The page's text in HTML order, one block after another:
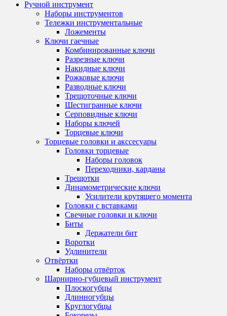
Ручной инструмент
Наборы инструментов
Тележки инструментальные
Ложементы
Ключи гаечные
Комбинированные ключи
Разрезные ключи
Накидные ключи
Рожковые ключи
Разводные ключи
Трещоточные ключи
Шестигранные ключи
Серповидные ключи
Наборы ключей
Торцевые ключи
Торцевые головки и акссесуары
Головки торцевые
Наборы головок
Переходники, карданы
Трещотки
Динамометрические ключи
Усилители крутящего момента
Головки с вставками
Свечные головки и ключи
Биты
Держатели бит
Воротки
Удлинители
Отвёртки
Наборы отвёрток
Шарнирно-губцевый инструмент
Плоскогубцы
Длинногубцы
Круглогубцы